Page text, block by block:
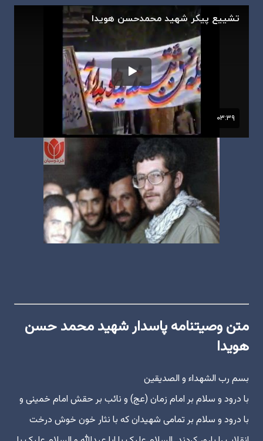
متن وصیتنامه پاسدار شهید محمد حسن
هویدا
بسم رب الشهداء و الصدیقین
با درود و سلام بر امام زمان (عج) و نائب بر حقش امام خمینی و
با درود و سلام بر تمامی شهیدان که با نثار خون خوش درخت